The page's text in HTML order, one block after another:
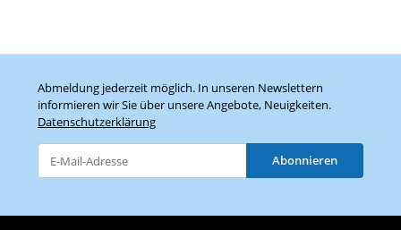
Abmeldung jederzeit möglich. In unseren Newslettern
informieren wir Sie über unsere Angebote, Neuigkeiten.
Datenschutzerklärung
Abonnieren